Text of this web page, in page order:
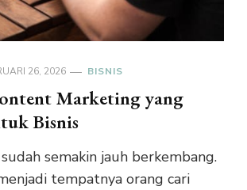
26, 2026 BISNIS
Marketing yang
Bisnis
semakin jauh berkembang.
tempatnya orang cari